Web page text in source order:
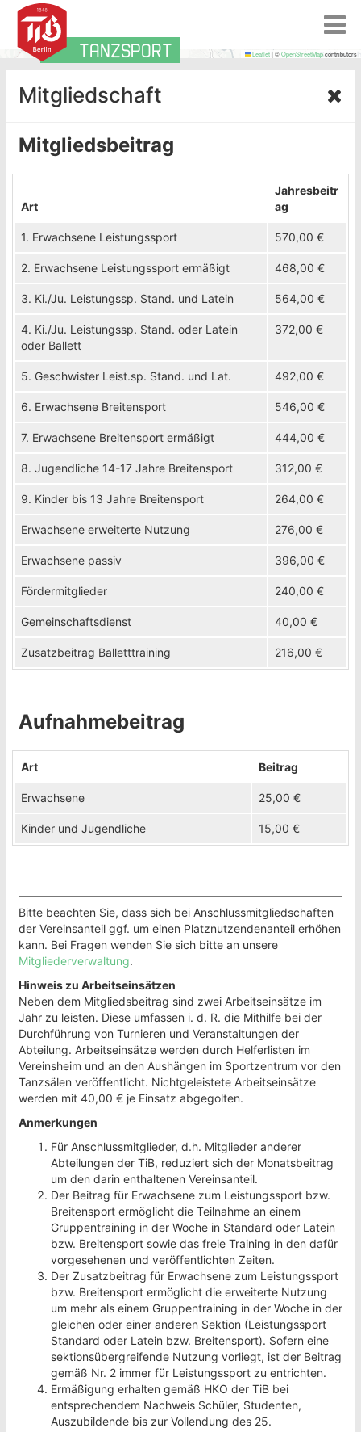
T
o
g
e
TANZSPORT Leaflet|©OpenStreetMapcontributors
Mitgliedschaft
Mitgliedsbeitrag
Art
Jahresbeitr
ag
1. Erwachsene Leistungssport 570,00 €
2. Erwachsene Leistungssport ermäßigt 468,00 €
3. Ki./Ju. Leistungssp. Stand. und Latein 564,00 €
4. Ki./Ju. Leistungssp. Stand. oder Latein
oder Ballett
372,00 €
5. Geschwister Leist.sp. Stand. und Lat. 492,00 €
6. Erwachsene Breitensport 546,00 €
7. Erwachsene Breitensport ermäßigt 444,00 €
8. Jugendliche 14-17 Jahre Breitensport 312,00 €
9. Kinder bis 13 Jahre Breitensport 264,00 €
Erwachsene erweiterte Nutzung 276,00 €
Erwachsene passiv 396,00 €
Fördermitglieder 240,00 €
Gemeinschaftsdienst 40,00 €
Zusatzbeitrag Balletttraining 216,00 €
Aufnahmebeitrag
Art Beitrag
Erwachsene 25,00 €
Kinder und Jugendliche 15,00 €
Bitte beachten Sie, dass sich bei Anschlussmitgliedschaften
der Vereinsanteil ggf. um einen Platznutzendenanteil erhöhen
kann. Bei Fragen wenden Sie sich bitte an unsere
Mitgliederverwaltung.
Hinweis zu Arbeitseinsätzen
Neben dem Mitgliedsbeitrag sind zwei Arbeitseinsätze im
Jahr zu leisten. Diese umfassen i. d. R. die Mithilfe bei der
Durchführung von Turnieren und Veranstaltungen der
Abteilung. Arbeitseinsätze werden durch Helferlisten im
Vereinsheim und an den Aushängen im Sportzentrum vor den
Tanzsälen veröffentlicht. Nichtgeleistete Arbeitseinsätze
werden mit 40,00 € je Einsatz abgegolten.
Anmerkungen
Für Anschlussmitglieder, d.h. Mitglieder anderer
Abteilungen der TiB, reduziert sich der Monatsbeitrag
um den darin enthaltenen Vereinsanteil.
Der Beitrag für Erwachsene zum Leistungssport bzw.
Breitensport ermöglicht die Teilnahme an einem
Gruppentraining in der Woche in Standard oder Latein
bzw. Breitensport sowie das freie Training in den dafür
vorgesehenen und veröffentlichten Zeiten.
Der Zusatzbeitrag für Erwachsene zum Leistungssport
bzw. Breitensport ermöglicht die erweiterte Nutzung
um mehr als einem Gruppentraining in der Woche in der
gleichen oder einer anderen Sektion (Leistungssport
Standard oder Latein bzw. Breitensport). Sofern eine
sektionsübergreifende Nutzung vorliegt, ist der Beitrag
gemäß Nr. 2 immer für Leistungssport zu entrichten.
Ermäßigung erhalten gemäß HKO der TiB bei
entsprechendem Nachweis Schüler, Studenten,
Auszubildende bis zur Vollendung des 25.